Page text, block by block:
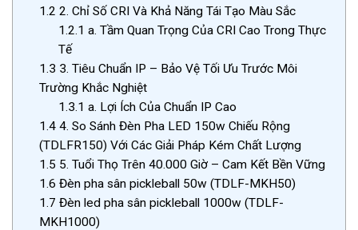
1.2 2. Chỉ Số CRI Và Khả Năng Tái Tạo Màu Sắc
1.2.1 a. Tầm Quan Trọng Của CRI Cao Trong Thực
Tế
1.3 3. Tiêu Chuẩn IP – Bảo Vệ Tối Ưu Trước Môi
Trường Khắc Nghiệt
1.3.1 a. Lợi Ích Của Chuẩn IP Cao
1.4 4. So Sánh Đèn Pha LED 150w Chiếu Rộng
(TDLFR150) Với Các Giải Pháp Kém Chất Lượng
1.5 5. Tuổi Thọ Trên 40.000 Giờ – Cam Kết Bền Vững
1.6 Đèn pha sân pickleball 50w (TDLF-MKH50)
1.7 Đèn led pha sân pickleball 1000w (TDLF-
MKH1000)